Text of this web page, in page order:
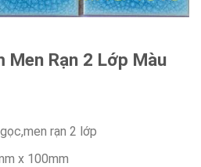
Men Rạn 2 Lớp Màu
rạn 2 lớp
x 100mm